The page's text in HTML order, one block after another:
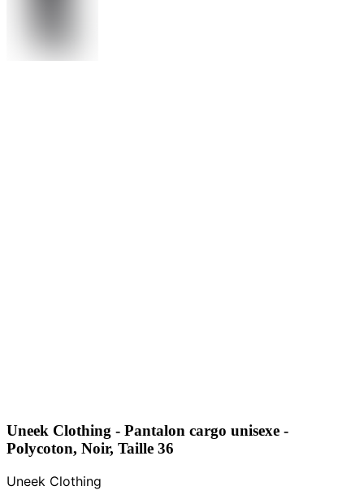
Uneek Clothing - Pantalon cargo unisexe -
Polycoton, Noir, Taille 36
Uneek Clothing